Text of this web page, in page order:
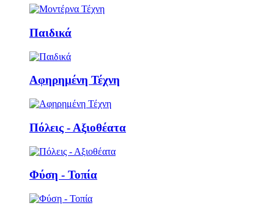
Παιδικά
Αφηρημένη Τέχνη
Πόλεις - Αξιοθέατα
Φύση - Τοπία